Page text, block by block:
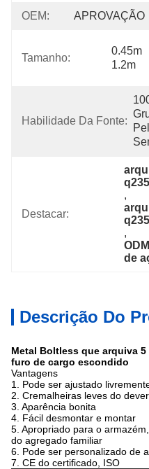
OEM: APROVAÇÃO
Tamanho:
0.45m
1.2m
Habilidade Da Fonte:
Destacar:
,
,
de
Descrição Do
Metal Boltless que arquiva
furo de cargo escondido
Vantagens
1. Pode ser ajustado
2. Cremalheiras leves do dever
3. Aparência bonita
4. Fácil desmontar e montar
5. Apropriado para o
do agregado familiar
6. Pode ser personalizado de
7. CE do certificado, ISO